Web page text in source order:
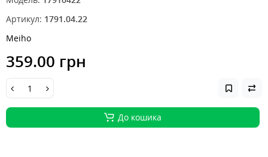
Артикул: 1791.04.22
Meiho
359.00 грн
До кошика